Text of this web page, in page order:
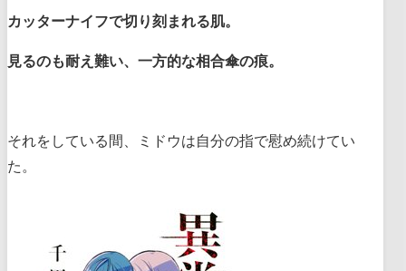
カッターナイフで切り刻まれる肌。
見るのも耐え難い、一方的な相合傘の痕。
それをしている間、ミドウは自分の指で慰め続けてい
た。